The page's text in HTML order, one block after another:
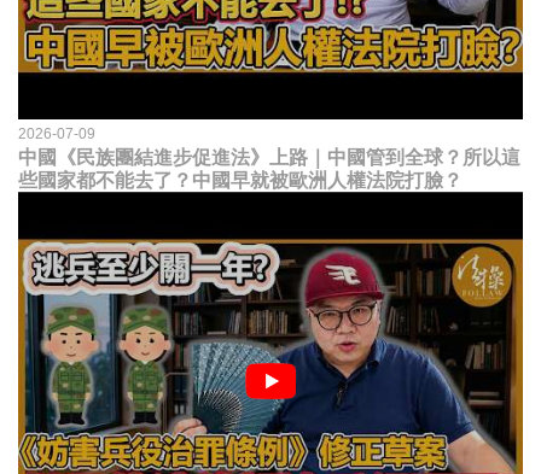
2026-07-09
中國《民族團結進步促進法》上路｜中國管到全球？所以這
些國家都不能去了？中國早就被歐洲人權法院打臉？